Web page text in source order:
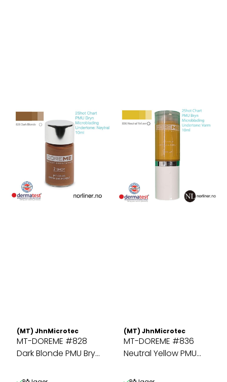
(MT) JhnMicrotec
MT-DOREME #828
Dark Blonde PMU Bryn
(MT) JhnMicrotec
MT-DOREME #836
Neutral Yellow PMU